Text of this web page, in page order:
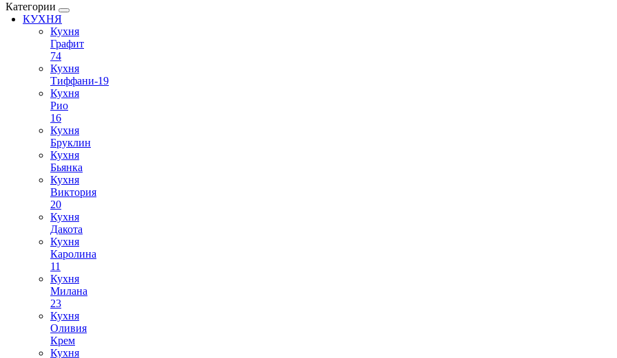
Категории
КУХНЯ
Кухня
Графит
74
Кухня
Тиффани-19
Кухня
Рио
16
Кухня
Бруклин
Кухня
Бьянка
Кухня
Виктория
20
Кухня
Дакота
Кухня
Каролина
11
Кухня
Милана
23
Кухня
Оливия
Крем
Кухня